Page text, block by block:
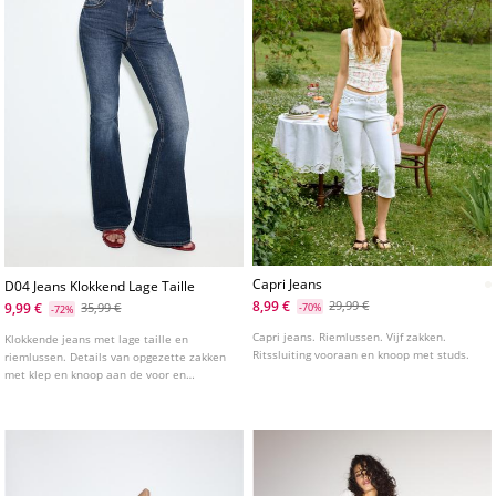
D04 Jeans Klokkend Lage Taille
9,99 €
-72% 35,99 €
Klokkende jeans met lage taille en
riemlussen. Details van opgezette zakken
met klep en knoop aan de voor en
met ritssluiting en studs.
Capri Jeans
8,99 €
-70% 29,99 €
Capri jeans. Riemlussen. Vijf zakken.
Ritssluiting vooraan en knoop met studs.